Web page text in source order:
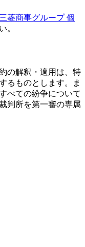
三菱商事グループ 個
。
の解釈・適用は、特
るものとします。ま
べての紛争について
判所を第一審の専属